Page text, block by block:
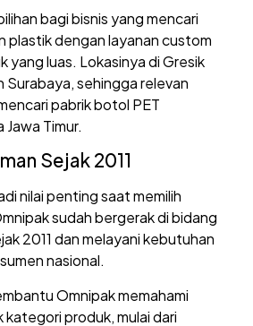
bagi bisnis yang mencari
plastik dengan layanan custom
yang luas. Lokasinya di Gresik
sehingga relevan
pabrik botol PET
Timur.
Sejak 2011
nilai penting saat memilih
sudah bergerak di bidang
2011 dan melayani kebutuhan
nasional.
Omnipak memahami
produk, mulai dari